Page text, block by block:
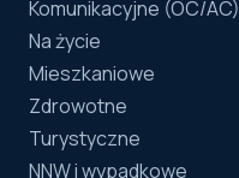
Komunikacyjne (OC/AC)
Na życie
Mieszkaniowe
Zdrowotne
Turystyczne
NNW i wypadkowe